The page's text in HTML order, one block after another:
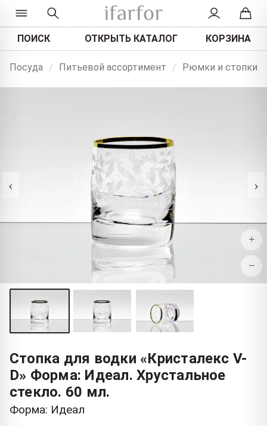
ПОИСК ОТКРЫТЬ КАТАЛОГ КОРЗИНА
Посуда / Питьевой ассортимент / Рюмки и стопки
‹ ›
+
−
Стопка для водки «Кристалекс V-
D» Форма: Идеал. Хрустальное
стекло. 60 мл.
Форма: Идеал